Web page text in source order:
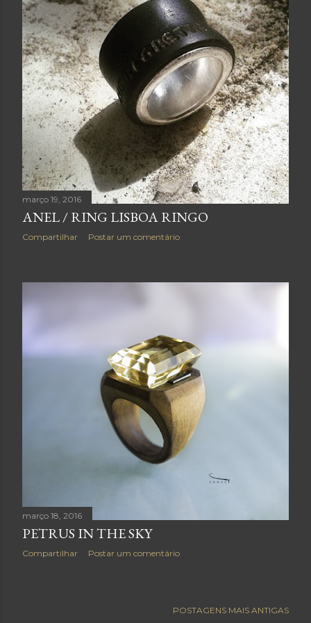
março 19, 2016
ANEL / RING LISBOA RINGO
Compartilhar Postar um comentário
março 18, 2016
PETRUS IN THE SKY
Compartilhar Postar um comentário
POSTAGENS MAIS ANTIGAS